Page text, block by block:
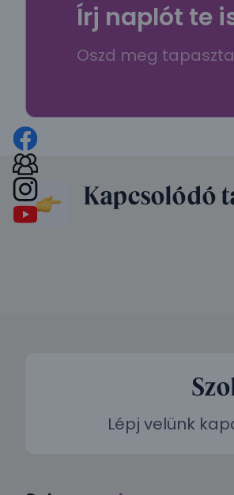
Írj naplót te
Oszd meg
Kapcsolódó
Lépj velünk